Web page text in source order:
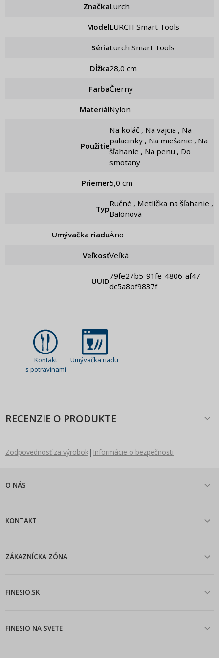
Značka Lurch
Model LURCH Smart Tools
Séria Lurch Smart Tools
Dĺžka 28,0 cm
Farba Čierny
Materiál Nylon
Použitie
Na koláč , Na vajcia , Na
palacinky , Na miešanie , Na
šľahanie , Na penu , Do
smotany
Priemer 5,0 cm
Typ
Ručné , Metlička na šľahanie ,
Balónová
Umývačka riadu Áno
Veľkosť Veľká
UUID
79fe27b5-91fe-4806-af47-
dc5a8bf9837f
Kontakt
s potravinami
Umývačka riadu
RECENZIE O PRODUKTE
Zodpovednosť za výrobok| Informácie o bezpečnosti
O NÁS
KONTAKT
ZÁKAZNÍCKA ZÓNA
FINESIO.SK
FINESIO NA SVETE